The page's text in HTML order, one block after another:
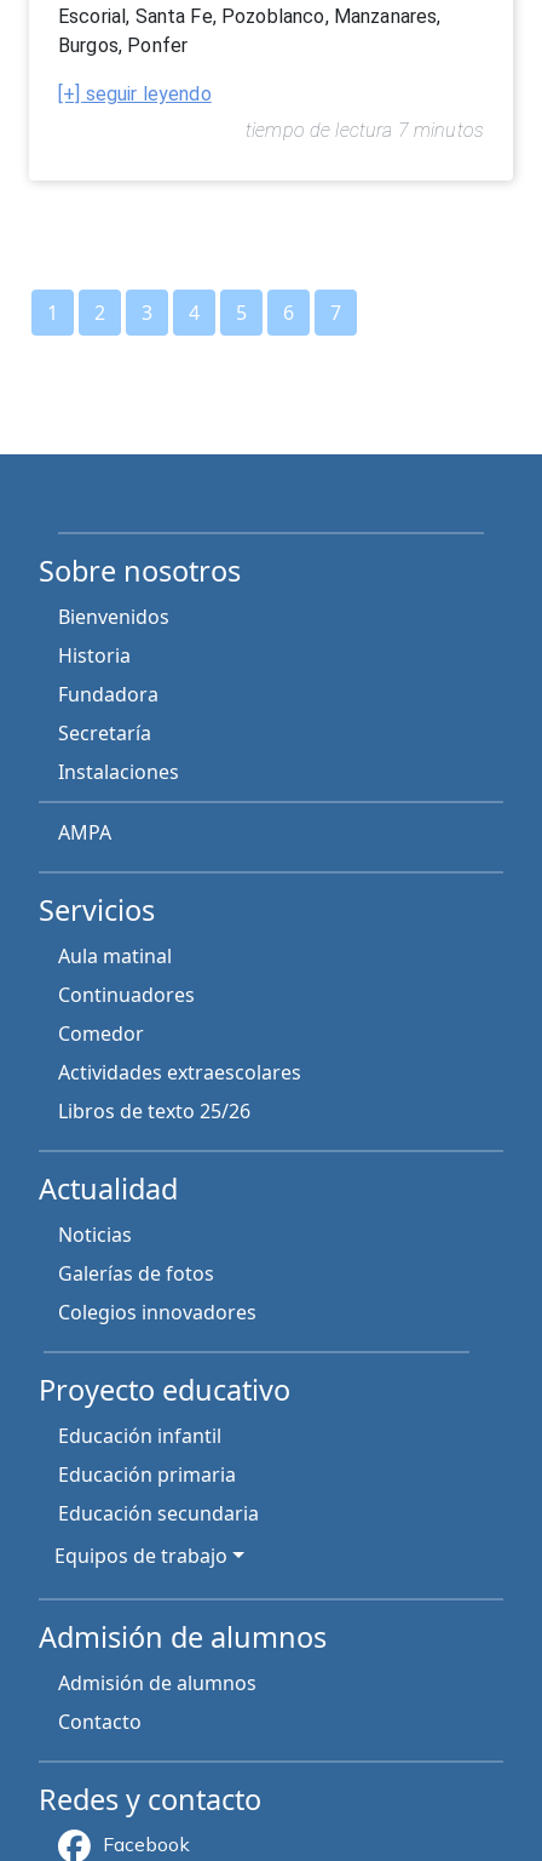
Escorial, Santa Fe, Pozoblanco, Manzanares,
Burgos, Ponfer
[+] seguir leyendo
tiempo de lectura 7 minutos
1 2 3 4 5 6 7
Sobre nosotros
Bienvenidos
Historia
Fundadora
Secretaría
Instalaciones
AMPA
Servicios
Aula matinal
Continuadores
Comedor
Actividades extraescolares
Libros de texto 25/26
Actualidad
Noticias
Galerías de fotos
Colegios innovadores
Proyecto educativo
Educación infantil
Educación primaria
Educación secundaria
Equipos de trabajo
Admisión de alumnos
Admisión de alumnos
Contacto
Redes y contacto
Facebook